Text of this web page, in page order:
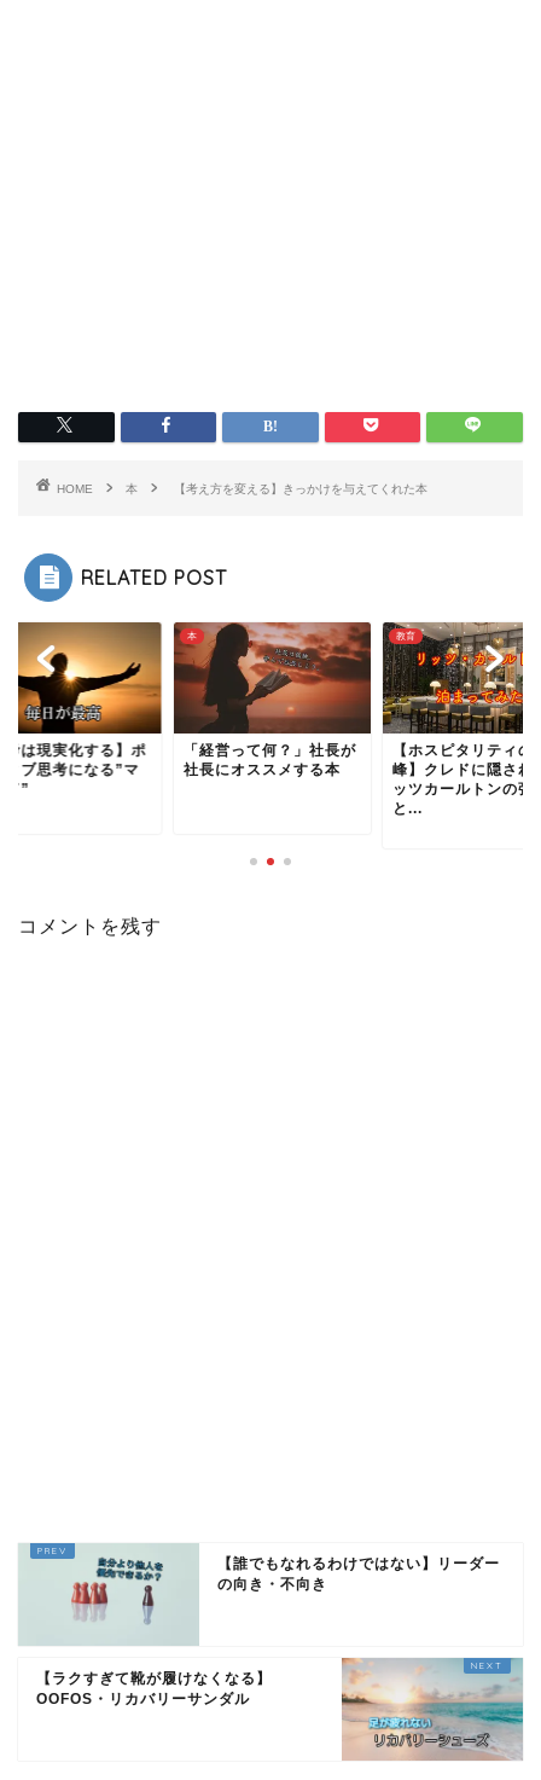
HOME 本 【考え方を変える】きっかけを与えてくれた本
RELATED POST
営って何？」社長が
にオススメする本
教育
【ホスピタリティの最高
峰】クレドに隠されたリ
雑談
【思考は現実化する
ジティブ思考になる
インド”
コメントを残す
【誰でもなれるわけではない】リーダー
の向き・不向き
【ラクすぎて靴が履けなくなる】
OOFOS・リカバリーサンダル